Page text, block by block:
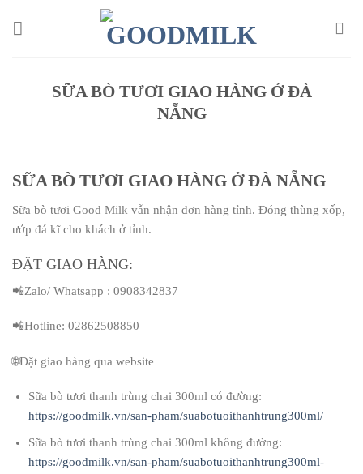
SỮA BÒ TƯƠI GIAO HÀNG Ở ĐÀ
NẴNG
SỮA BÒ TƯƠI GIAO HÀNG Ở ĐÀ NẴNG
Sữa bò tươi Good Milk vẫn nhận đơn hàng tỉnh. Đóng thùng xốp,
ướp đá kĩ cho khách ở tỉnh.
ĐẶT GIAO HÀNG:
📲Zalo/ Whatsapp : 0908342837
📲Hotline: 02862508850
🌐Đặt giao hàng qua website
Sữa bò tươi thanh trùng chai 300ml có đường:
https://goodmilk.vn/san-pham/suabotuoithanhtrung300ml/
Sữa bò tươi thanh trùng chai 300ml không đường:
https://goodmilk.vn/san-pham/suabotuoithanhtrung300ml-